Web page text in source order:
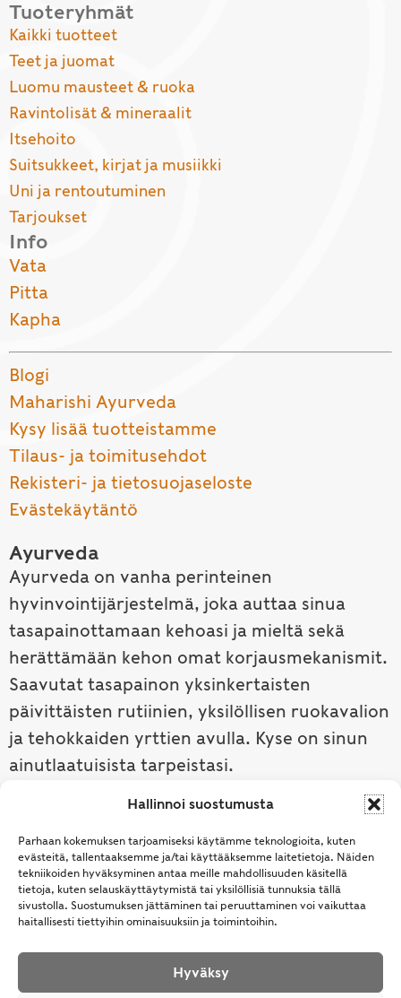
Hallinnoi suostumusta
Parhaan kokemuksen tarjoamiseksi käytämme teknologioita, kuten
evästeitä, tallentaaksemme ja/tai käyttääksemme laitetietoja. Näiden
tekniikoiden hyväksyminen antaa meille mahdollisuuden käsitellä
tietoja, kuten selauskäyttäytymistä tai yksilöllisiä tunnuksia tällä
sivustolla. Suostumuksen jättäminen tai peruuttaminen voi vaikuttaa
haitallisesti tiettyihin ominaisuuksiin ja toimintoihin.
Hyväksy
Tuoteryhmät
Kaikki tuotteet
Teet ja juomat
Luomu mausteet & ruoka
Ravintolisät & mineraalit
Itsehoito
Suitsukkeet, kirjat ja musiikki
Uni ja rentoutuminen
Tarjoukset
Info
Vata
Pitta
Kapha
Blogi
Maharishi Ayurveda
Kysy lisää tuotteistamme
Tilaus- ja toimitusehdot
Rekisteri- ja tietosuojaseloste
Evästekäytäntö
Ayurveda
Ayurveda on vanha perinteinen
hyvinvointijärjestelmä, joka auttaa sinua
tasapainottamaan kehoasi ja mieltä sekä
herättämään kehon omat korjausmekanismit.
Saavutat tasapainon yksinkertaisten
päivittäisten rutiinien, yksilöllisen ruokavalion
ja tehokkaiden yrttien avulla. Kyse on sinun
ainutlaatuisista tarpeistasi.
Tutustu ayurvedaan →